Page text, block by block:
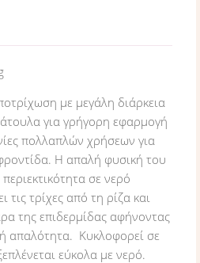
με μεγάλη διάρκεια
για γρήγορη εφαρμογή
πολλαπλών χρήσεων για
Η απαλή φυσική του
σε νερό
τρίχες από τη ρίζα και
της επιδερμίδας αφήνοντας
απαλότητα. Κυκλοφορεί σε
εύκολα με νερό.